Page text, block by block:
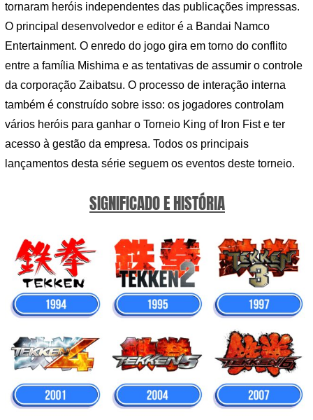
tornaram heróis independentes das publicações impressas.
O principal desenvolvedor e editor é a Bandai Namco
Entertainment. O enredo do jogo gira em torno do conflito
entre a família Mishima e as tentativas de assumir o controle
da corporação Zaibatsu. O processo de interação interna
também é construído sobre isso: os jogadores controlam
vários heróis para ganhar o Torneio King of Iron Fist e ter
acesso à gestão da empresa. Todos os principais
lançamentos desta série seguem os eventos deste torneio.
SIGNIFICADO E HISTÓRIA